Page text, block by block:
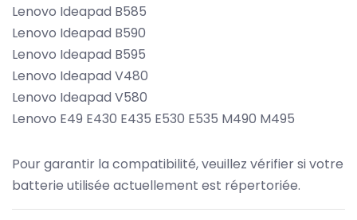
Lenovo Ideapad B585
Lenovo Ideapad B590
Lenovo Ideapad B595
Lenovo Ideapad V480
Lenovo Ideapad V580
Lenovo E49 E430 E435 E530 E535 M490 M495
Pour garantir la compatibilité, veuillez vérifier si votre
batterie utilisée actuellement est répertoriée.